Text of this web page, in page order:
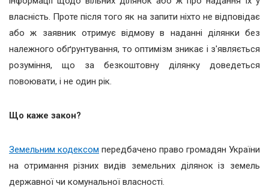
власність. Проте після того як на запити ніхто не відповідає
або ж заявник отримує відмову в наданні ділянки без
належного обґрунтування, то оптимізм зникає і з'являється
розуміння, що за безкоштовну ділянку доведеться
повоювати, і не один рік.
Що каже закон?
Земельним кодексом передбачено право громадян України
на отримання різних видів земельних ділянок із земель
державної чи комунальної власності.